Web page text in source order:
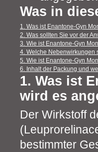
Was in
1. Was ist Enantone-Gyn
2. Was sollten Sie vor der
3. Wie ist Enantone-Gyn
4. Welche Nebenwirkungen
5. Wie ist Enantone-Gyn
6. Inhalt der Packung und
1. Was ist
wird es
Der Wirkstoff
bestimmter